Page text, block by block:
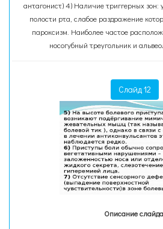
антагонист) 4) Наличие триггерных
полости рта, слабое раздражение
пароксизм. Наиболее частое
носогубный треугольник и
Слайд 12
Описание